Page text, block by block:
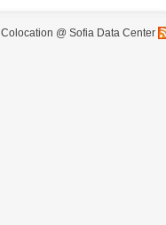
Colocation @ Sofia Data Center